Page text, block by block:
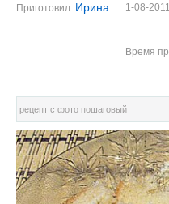
Приготовил: Ирина 1-08-
Время
рецепт с фото пошаговый